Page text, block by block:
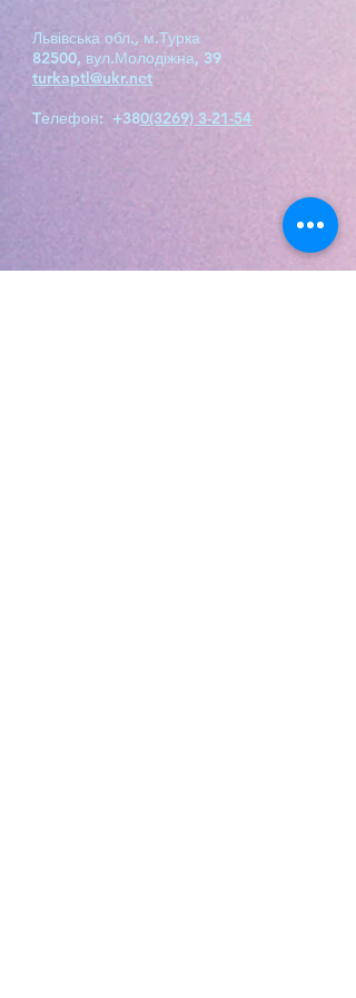
Львівська обл., м.Турка
82500, вул.Молодіжна, 39
turkaptl@ukr.net
Tелефон: +380(3269) 3-21-54